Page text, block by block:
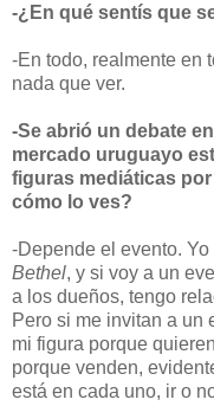
-¿En qué sentís que
-En todo, realmente en
nada que ver.
-Se abrió un debate
mercado uruguayo
figuras mediáticas
cómo lo ves?
-Depende el evento.
Bethel, y si voy a un
a los dueños, tengo
Pero si me invitan a un
mi figura porque
porque venden,
está en cada uno, ir o